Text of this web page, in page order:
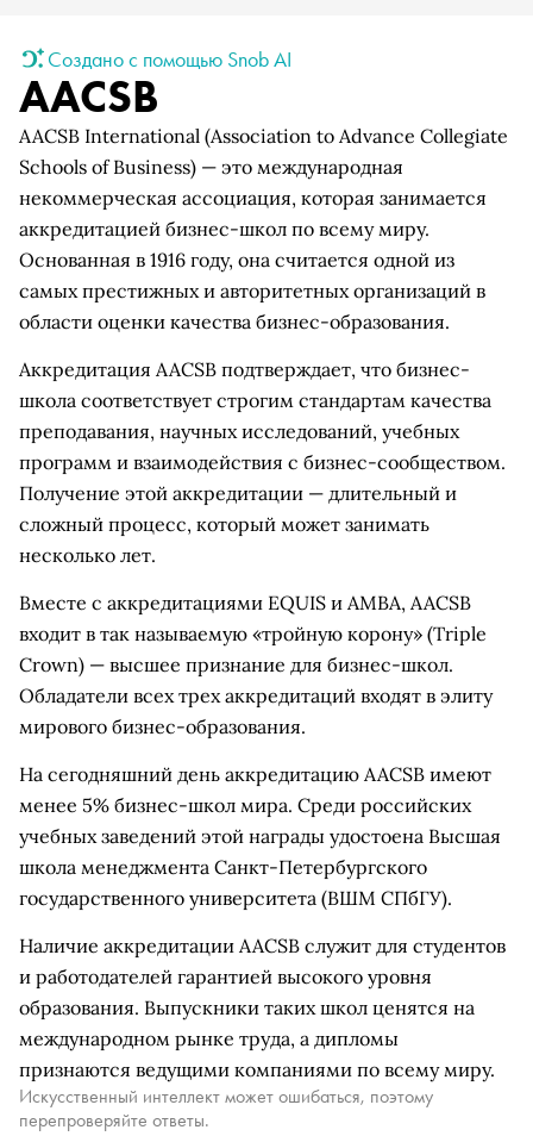
Создано с помощью Snob AI
AACSB
AACSB International (Association to Advance Collegiate
Schools of Business) — это международная
некоммерческая ассоциация, которая занимается
аккредитацией бизнес-школ по всему миру.
Основанная в 1916 году, она считается одной из
самых престижных и авторитетных организаций в
области оценки качества бизнес-образования.
Аккредитация AACSB подтверждает, что бизнес-
школа соответствует строгим стандартам качества
преподавания, научных исследований, учебных
программ и взаимодействия с бизнес-сообществом.
Получение этой аккредитации — длительный и
сложный процесс, который может занимать
несколько лет.
Вместе с аккредитациями EQUIS и AMBA, AACSB
входит в так называемую «тройную корону» (Triple
Crown) — высшее признание для бизнес-школ.
Обладатели всех трех аккредитаций входят в элиту
мирового бизнес-образования.
На сегодняшний день аккредитацию AACSB имеют
менее 5% бизнес-школ мира. Среди российских
учебных заведений этой награды удостоена Высшая
школа менеджмента Санкт-Петербургского
государственного университета (ВШМ СПбГУ).
Наличие аккредитации AACSB служит для студентов
и работодателей гарантией высокого уровня
образования. Выпускники таких школ ценятся на
международном рынке труда, а дипломы
признаются ведущими компаниями по всему миру.
Искусственный интеллект может ошибаться, поэтому
перепроверяйте ответы.